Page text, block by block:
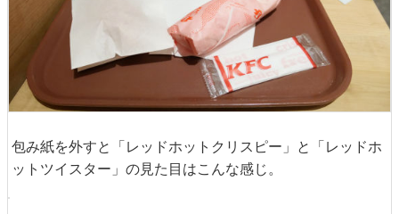
包み紙を外すと「レッドホットクリスピー」と「レッドホ
ットツイスター」の見た目はこんな感じ。